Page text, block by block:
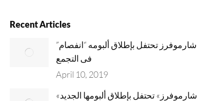
Recent Articles
شارموفرز تحتفل بإطلاق ألبومه “انفصام”
فى التجمع
April 10, 2019
«شارموفرز» تحتفل بإطلاق ألبومها الجديد